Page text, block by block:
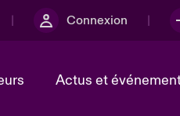
Connexion
Actus et